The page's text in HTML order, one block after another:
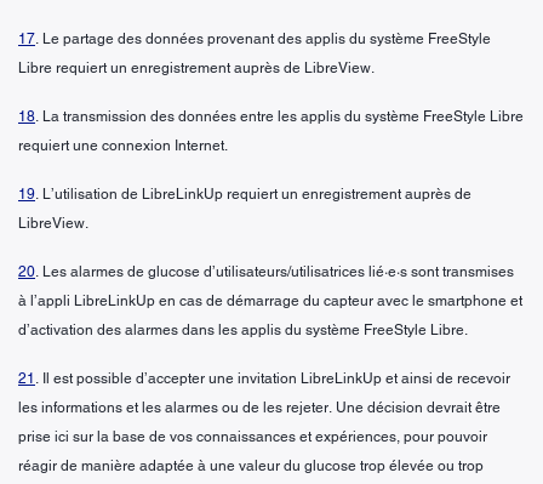
17. Le partage des données provenant des applis du système FreeStyle
Libre requiert un enregistrement auprès de LibreView.
18. La transmission des données entre les applis du système FreeStyle Libre
requiert une connexion Internet.
19. L’utilisation de LibreLinkUp requiert un enregistrement auprès de
LibreView.
20. Les alarmes de glucose d’utilisateurs/utilisatrices lié·e·s sont transmises
à l’appli LibreLinkUp en cas de démarrage du capteur avec le smartphone et
d’activation des alarmes dans les applis du système FreeStyle Libre.
21 . Il est possible d’accepter une invitation LibreLinkUp et ainsi de recevoir
les informations et les alarmes ou de les rejeter. Une décision devrait être
prise ici sur la base de vos connaissances et expériences, pour pouvoir
réagir de manière adaptée à une valeur du glucose trop élevée ou trop